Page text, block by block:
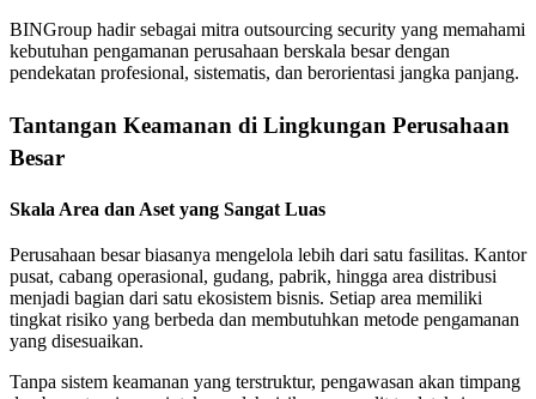
BINGroup hadir sebagai mitra outsourcing security yang memahami
kebutuhan pengamanan perusahaan berskala besar dengan
pendekatan profesional, sistematis, dan berorientasi jangka panjang.
Tantangan Keamanan di Lingkungan Perusahaan
Besar
Skala Area dan Aset yang Sangat Luas
Perusahaan besar biasanya mengelola lebih dari satu fasilitas. Kantor
pusat, cabang operasional, gudang, pabrik, hingga area distribusi
menjadi bagian dari satu ekosistem bisnis. Setiap area memiliki
tingkat risiko yang berbeda dan membutuhkan metode pengamanan
yang disesuaikan.
Tanpa sistem keamanan yang terstruktur, pengawasan akan timpang